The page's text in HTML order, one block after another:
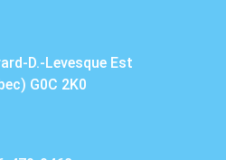
D.-Levesque Est
G0C 2K0